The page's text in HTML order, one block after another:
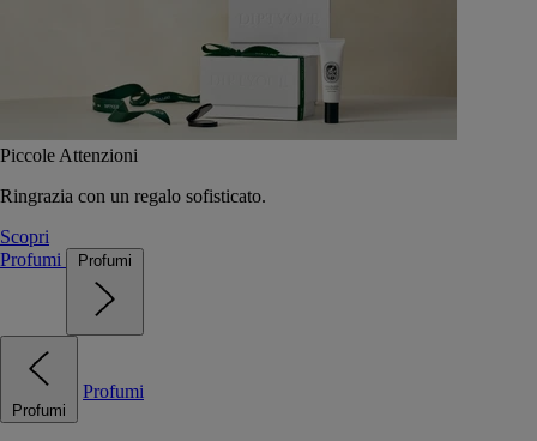
Piccole Attenzioni
Ringrazia con un regalo sofisticato.
Scopri
Profumi
Profumi
Profumi
Profumi